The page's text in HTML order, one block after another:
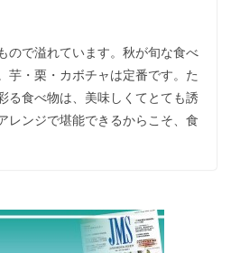
ので溢れています。秋が旬な食べ
芋・栗・カボチャは定番です。た
る食べ物は、美味しくてとても誘
レンジで堪能できるからこそ、食